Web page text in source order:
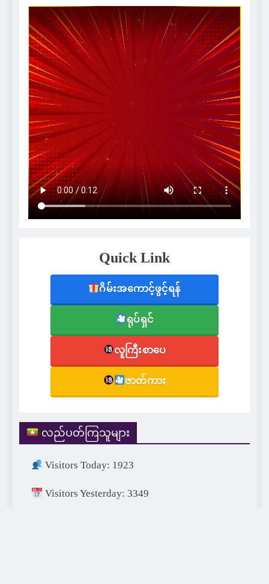
Quick Link
ဂိမ်းအကောင့်ဖွင့်ရန်
ရုပ်ရှင်
လူကြီးစာပေ
ဇာတ်ကား
လည်ပတ်ကြသူများ
Visitors Today: 1923
Visitors Yesterday: 3349